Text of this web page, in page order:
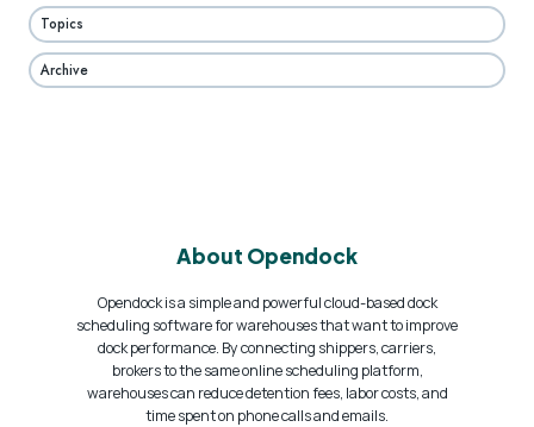
Topics
Archive
About Opendock
Opendock is a simple and powerful cloud-based dock
scheduling software for warehouses that want to improve
dock performance. By connecting shippers, carriers,
brokers to the same online scheduling platform,
warehouses can reduce detention fees, labor costs, and
time spent on phone calls and emails.